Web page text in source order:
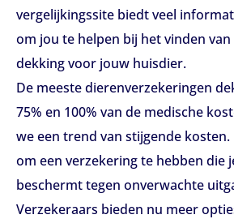
vergelijkingssite biedt veel
om jou te helpen bij het vinden
dekking voor jouw huisdier.
De meeste dierenverzekeringen
75% en 100% van de medische
we een trend van stijgende kosten.
om een verzekering te hebben die
beschermt tegen onverwachte
Verzekeraars bieden nu meer